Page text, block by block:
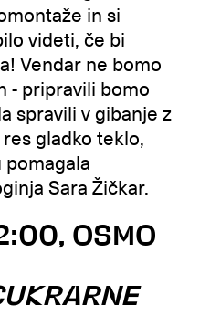
in si
videti, če bi
Vendar ne bomo
- pripravili bomo
spravili v gibanje z
gladko teklo,
Sara Žičkar.
OSMO